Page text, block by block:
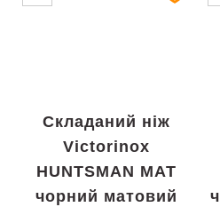
Складаний ніж
Victorinox
HUNTSMAN MAT
чорний матовий